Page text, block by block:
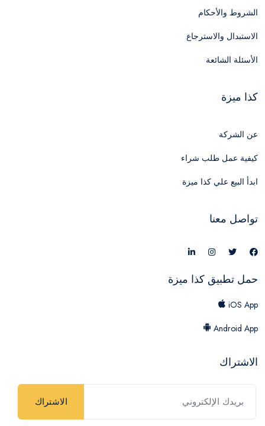
الشروط والأحكام
الاستبدال والاسترجاع
الأسئلة الشائعة
كذا ميزة
عن الشركة
كيفية عمل طلب شراء
ابدأ البيع علي كذا ميزة
تواصل معنا
حمل تطبيق كذا ميزة
iOS App
Android App
الاشتراك
الاشتراك